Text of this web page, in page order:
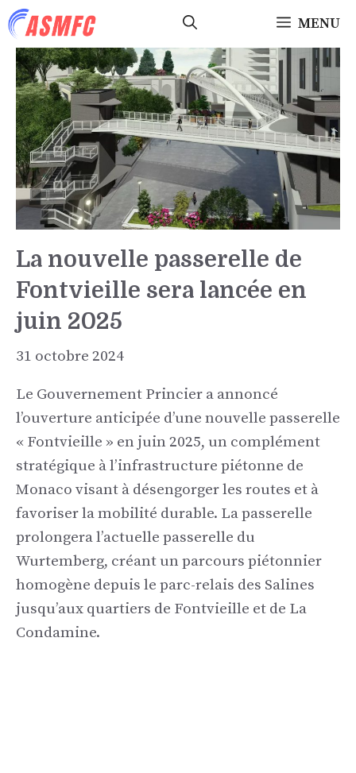
Aller
au
contenu
MENU
La nouvelle passerelle de
Fontvieille sera lancée en
juin 2025
31 octobre 2024
Le Gouvernement Princier a annoncé
l’ouverture anticipée d’une nouvelle passerelle
« Fontvieille » en juin 2025, un complément
stratégique à l’infrastructure piétonne de
Monaco visant à désengorger les routes et à
favoriser la mobilité durable. La passerelle
prolongera l’actuelle passerelle du
Wurtemberg, créant un parcours piétonnier
homogène depuis le parc-relais des Salines
jusqu’aux quartiers de Fontvieille et de La
Condamine.